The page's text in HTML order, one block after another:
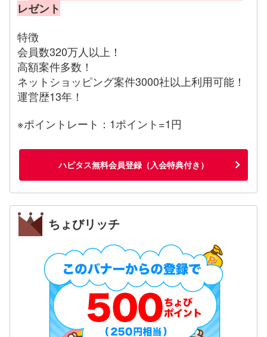
レゼント
特徴
会員数320万人以上！
高額案件多数！
ネットショッピング案件3000社以上利用可能！
運営歴13年！
※ポイントレート：1ポイント=1円
ハピタス無料会員登録（入会特典付き）
ちょびリッチ